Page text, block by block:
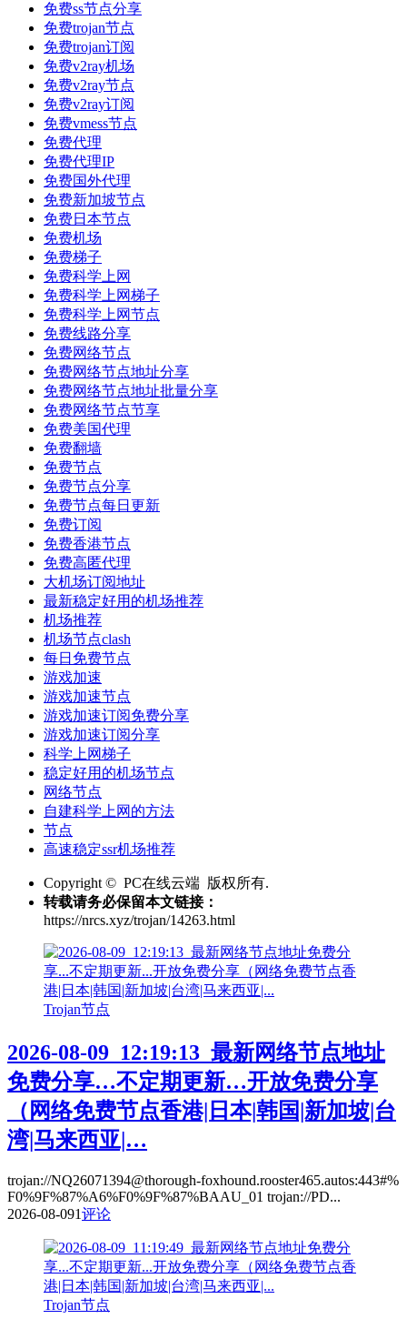
免费ss节点分享
免费trojan节点
免费trojan订阅
免费v2ray机场
免费v2ray节点
免费v2ray订阅
免费vmess节点
免费代理
免费代理IP
免费国外代理
免费新加坡节点
免费日本节点
免费机场
免费梯子
免费科学上网
免费科学上网梯子
免费科学上网节点
免费线路分享
免费网络节点
免费网络节点地址分享
免费网络节点地址批量分享
免费网络节点节享
免费美国代理
免费翻墙
免费节点
免费节点分享
免费节点每日更新
免费订阅
免费香港节点
免费高匿代理
大机场订阅地址
最新稳定好用的机场推荐
机场推荐
机场节点clash
每日免费节点
游戏加速
游戏加速节点
游戏加速订阅免费分享
游戏加速订阅分享
科学上网梯子
稳定好用的机场节点
网络节点
自建科学上网的方法
节点
高速稳定ssr机场推荐
Copyright © PC在线云端 版权所有.
转载请务必保留本文链接：
https://nrcs.xyz/trojan/14263.html
Trojan节点
2026-08-09_12:19:13_最新网络节点地址
免费分享…不定期更新…开放免费分享
（网络免费节点香港|日本|韩国|新加坡|台
湾|马来西亚|…
trojan://NQ26071394@thorough-foxhound.rooster465.autos:443#%
F0%9F%87%A6%F0%9F%87%BAAU_01 trojan://PD...
2026-08-091评论
Trojan节点